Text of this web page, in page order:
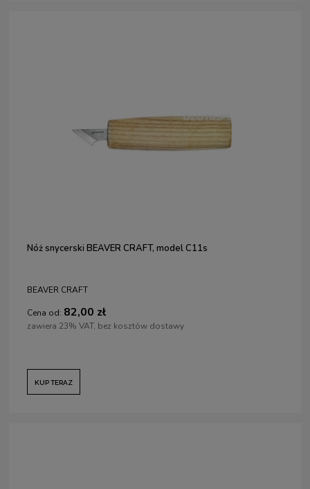
Nóż snycerski BEAVER CRAFT, model C11s
BEAVER CRAFT
Cena od: 82,00 zł
zawiera 23% VAT, bez kosztów dostawy
KUP TERAZ